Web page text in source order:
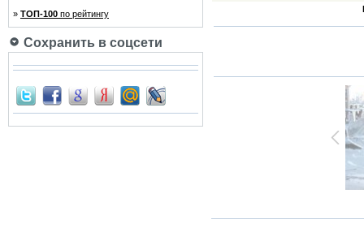
» ТОП-100 по рейтингу
Сохранить в соцсети